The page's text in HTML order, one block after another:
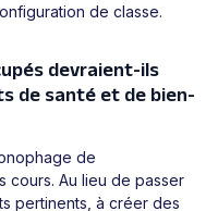
de classe.
devraient-ils
de santé et de bien-
de
cours. Au lieu de passer
pertinents, à créer des